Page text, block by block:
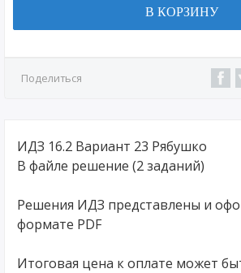
В КОРЗИНУ
Поделиться
ИДЗ 16.2 Вариант 23 Рябушко
В файле решение (2 заданий)
Решения ИДЗ представлены и
формате PDF
Итоговая цена к оплате может